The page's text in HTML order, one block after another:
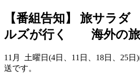
【番組告知】 旅サラ
ルズが行く 海外の
11月 土曜日(4日、11日、18日、25
送です。